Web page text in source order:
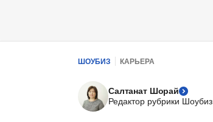
ШОУБИЗ КАРЬЕРА
Салтанат Шорай
Редактор рубрики Шоубиз